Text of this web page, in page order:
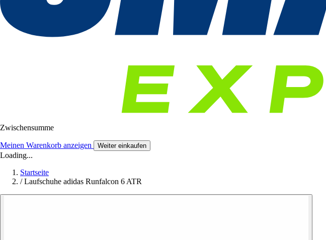
Zwischensumme
Meinen Warenkorb anzeigen Weiter einkaufen
Loading...
Startseite
/ Laufschuhe adidas Runfalcon 6 ATR